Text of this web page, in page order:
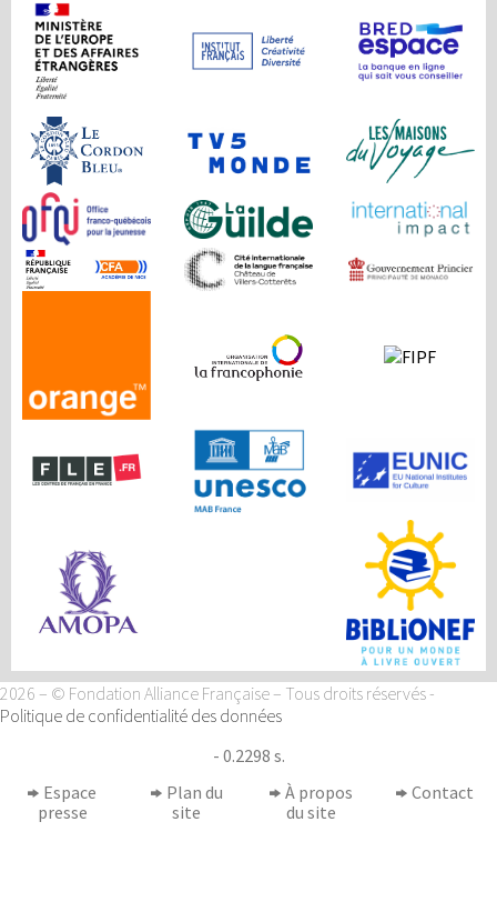
2026 – © Fondation Alliance Française – Tous droits réservés-
Politique de confidentialité des données
- 0.2298 s.
Espace
presse
Plan du
site
À propos
du site
Contact